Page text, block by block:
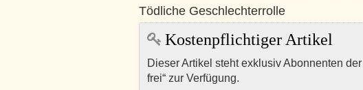
Tödliche Geschlechterrolle
Kostenpflichtiger Artikel
Dieser Artikel steht exklusiv Abonnenten
frei“ zur Verfügung.